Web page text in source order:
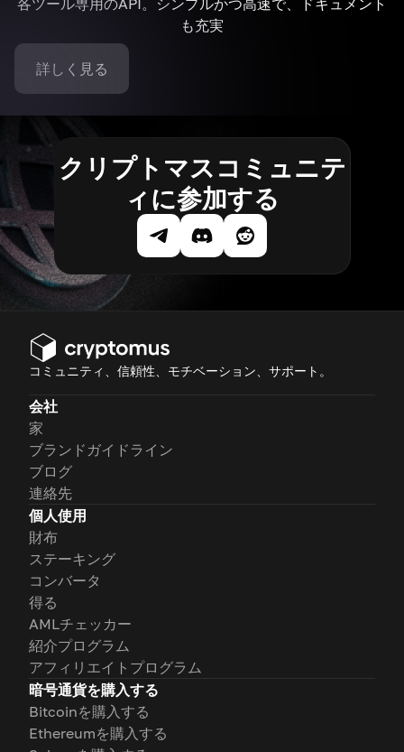
各ツール専用のAPI。シンプルかつ高速で、ドキュメント
も充実
詳しく見る
クリプトマスコミュニテ
ィに参加する
コミュニティ、信頼性、モチベーション、サポート。
会社
家
ブランドガイドライン
ブログ
連絡先
個人使用
財布
ステーキング
コンバータ
得る
AMLチェッカー
紹介プログラム
アフィリエイトプログラム
暗号通貨を購入する
Bitcoinを購入する
Ethereumを購入する